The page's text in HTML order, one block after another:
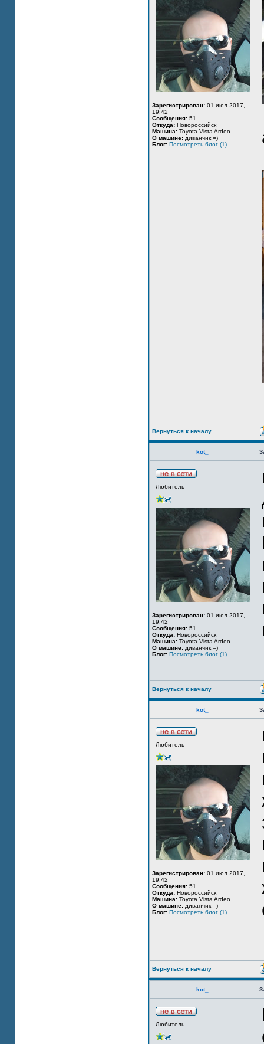
Зарегистрирован: 01 июл 2017,
19:42
Сообщения: 51
Откуда: Новороссийск
Машина: Toyota Vista Ardeo
О машине: диванчик =)
Блог: Посмотреть блог (1)
Вернуться к началу
kot_
Любитель
Зарегистрирован: 01 июл 2017,
19:42
Сообщения: 51
Откуда: Новороссийск
Машина: Toyota Vista Ardeo
О машине: диванчик =)
Блог: Посмотреть блог (1)
Вернуться к началу
kot_
Любитель
Зарегистрирован: 01 июл 2017,
19:42
Сообщения: 51
Откуда: Новороссийск
Машина: Toyota Vista Ardeo
О машине: диванчик =)
Блог: Посмотреть блог (1)
Вернуться к началу
kot_
Любитель